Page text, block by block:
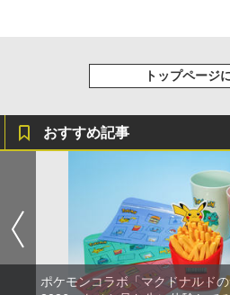
￥8,589
トップページ
おすすめ記事
ポケモンコラボ「マクドナルド